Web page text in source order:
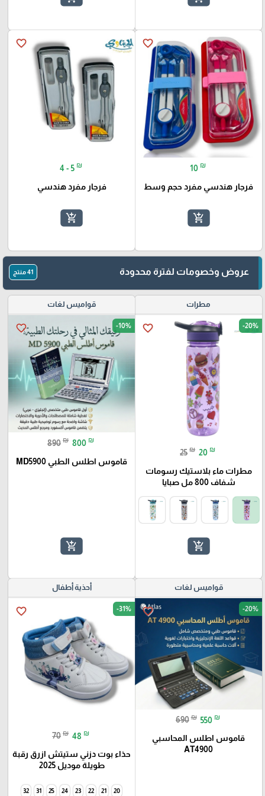
favorite_border
10 ₪
فرجار هندسي مفرد حجم وسط
add_shopping_cart
favorite_border
4 - 5 ₪
فرجار مفرد هندسي
add_shopping_cart
عروض وخصومات لفترة محدودة 41 منتج
مطرات
favorite_border -20%
25 ₪ 20 ₪
مطرات ماء بلاستيك رسومات
شفاف 800 مل صبايا
add_shopping_cart
قواميس لغات
favorite_border -10%
890 ₪ 800 ₪
قاموس اطلس الطبي MD5900
add_shopping_cart
قواميس لغات
favorite_border -20%
690 ₪ 550 ₪
قاموس اطلس المحاسبي
AT4900
أحذية أطفال
favorite_border -31%
70 ₪ 48 ₪
حذاء بوت دزني ستيتش ازرق رقبة
طويلة موديل 2025
20
21
22
23
24
25
31
32